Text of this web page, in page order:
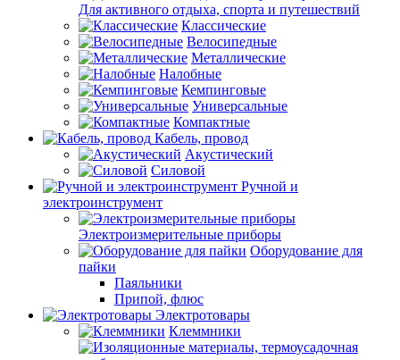
Для активного отдыха, спорта и путешествий
Классические
Велосипедные
Металлические
Налобные
Кемпинговые
Универсальные
Компактные
Кабель, провод
Акустический
Силовой
Ручной и
электроинструмент
Электроизмерительные приборы
Оборудование для
пайки
Паяльники
Припой, флюс
Электротовары
Клеммники